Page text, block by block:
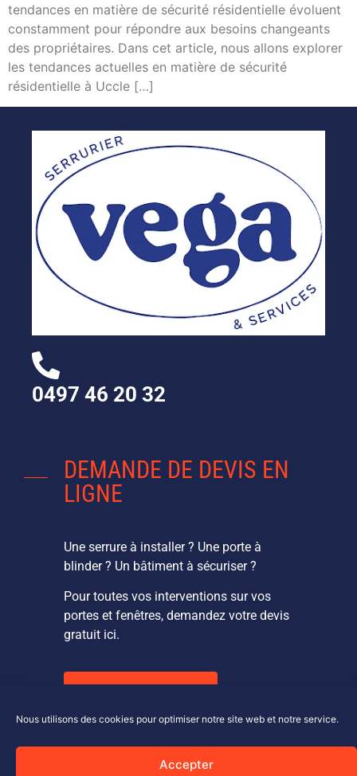
Nous utilisons des cookies pour optimiser notre site web et notre service.
Accepter
tendances en matière de sécurité résidentielle évoluent
constamment pour répondre aux besoins changeants
des propriétaires. Dans cet article, nous allons explorer
les tendances actuelles en matière de sécurité
résidentielle à Uccle […]
0497 46 20 32
DEMANDE DE DEVIS EN
LIGNE
Une serrure à installer ? Une porte à
blinder ? Un bâtiment à sécuriser ?
Pour toutes vos interventions sur vos
portes et fenêtres, demandez votre devis
gratuit ici.